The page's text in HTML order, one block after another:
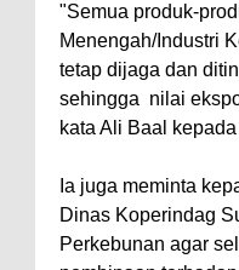
"Semua produk-
Menengah/Industri
tetap dijaga dan
sehingga nilai
kata Ali Baal
Ia juga meminta
Dinas Koperindag
Perkebunan agar